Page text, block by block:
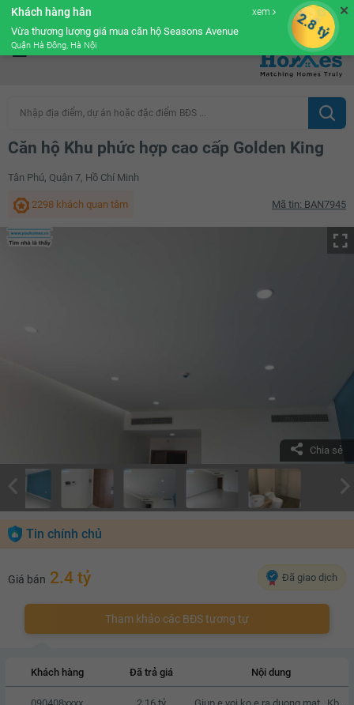
Cộng đồng Môi giới bPRO
Nhập địa điểm, dự án hoặc đặc điểm BĐS ...
Căn hộ Khu phức hợp cao cấp Golden King
Tân Phú, Quận 7, Hồ Chí Minh
2298 khách quan tâm Mã tin: BAN7945
Chia sẻ
Tin chính chủ
Giá bán 2.4 tỷ Đã giao dịch
Tham khảo các BĐS tương tự
Khách hàng Đã trả giá Nội dung
✕
Khách hàng hân xem
Vừa thương lượng giá mua căn hộ Seasons Avenue
Quận Hà Đông, Hà Nội
2.8 tỷ